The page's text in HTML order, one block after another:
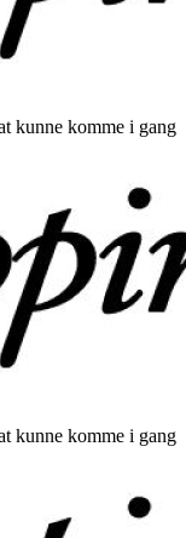
kunne komme i gang
kunne komme i gang